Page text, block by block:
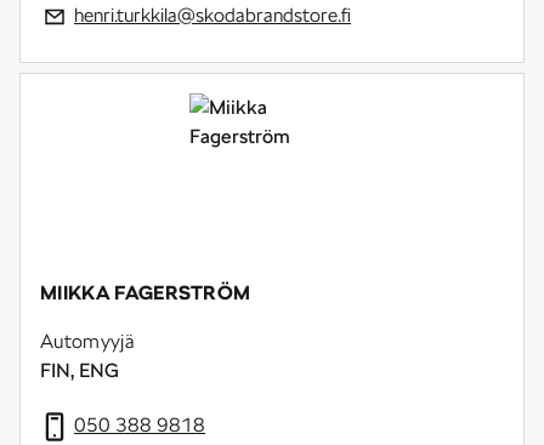
henri.turkkila@skodabrandstore.fi
MIIKKA FAGERSTRÖM
Automyyjä
FIN, ENG
050 388 9818